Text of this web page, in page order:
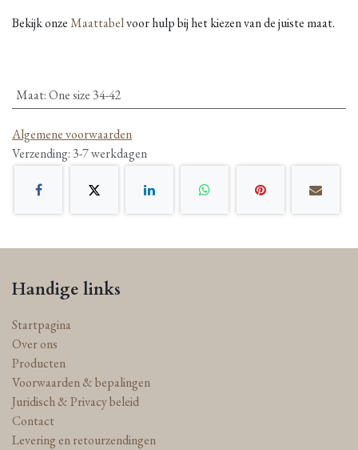
Bekijk onzeMaattabelvoor hulp bij het kiezen van de juiste maat.
Maat:One size 34-42
Algemene voorwaarden
Verzending: 3-7 werkdagen
Handige links
Startpagina
Over ons
Producten
Voorwaarden & bepalingen
Juridisch & Privacy beleid
Contact
Levering en retourzendingen